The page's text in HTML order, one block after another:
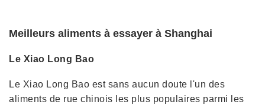
Meilleurs aliments à essayer à Shanghai
Le Xiao Long Bao
Le Xiao Long Bao est sans aucun doute l'un des
aliments de rue chinois les plus populaires parmi les